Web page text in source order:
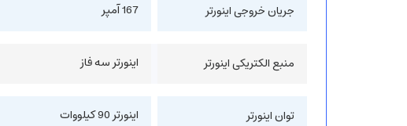
جریان خروجی اینورتر 167 آمپر
منبع الکتریکی اینورتر اینورتر سه فاز
توان اینورتر اینورتر 90 کیلووات